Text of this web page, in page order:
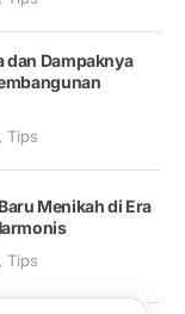
dan Dampaknya
, Tips
Menikah di Era
, Tips